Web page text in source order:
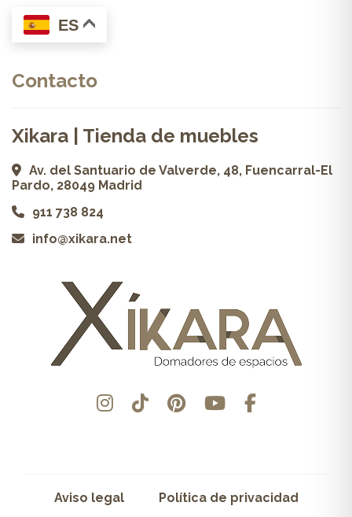
ES
Contacto
Xikara | Tienda de muebles
Av. del Santuario de Valverde, 48, Fuencarral-El
Pardo, 28049 Madrid
911 738 824
info@xikara.net
Aviso legal Política de privacidad